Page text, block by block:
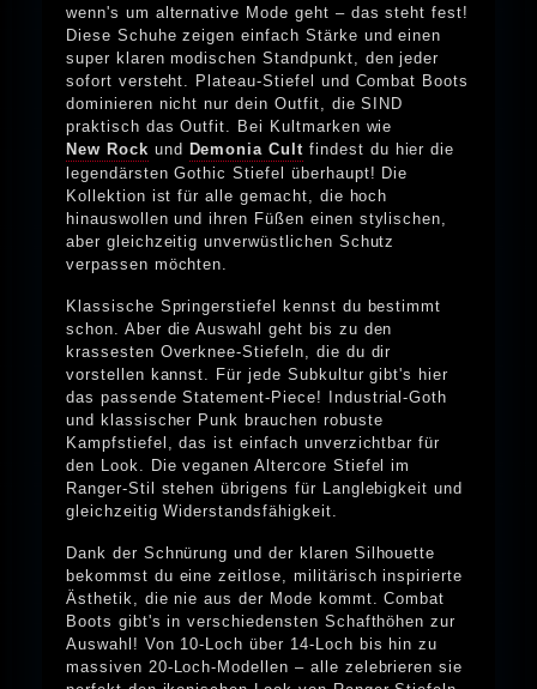
wenn's um alternative Mode geht – das steht fest!
Diese Schuhe zeigen einfach Stärke und einen
super klaren modischen Standpunkt, den jeder
sofort versteht. Plateau-Stiefel und Combat Boots
dominieren nicht nur dein Outfit, die SIND
praktisch das Outfit. Bei Kultmarken wie
New Rock und Demonia Cult findest du hier die
legendärsten Gothic Stiefel überhaupt! Die
Kollektion ist für alle gemacht, die hoch
hinauswollen und ihren Füßen einen stylischen,
aber gleichzeitig unverwüstlichen Schutz
verpassen möchten.
Klassische Springerstiefel kennst du bestimmt
schon. Aber die Auswahl geht bis zu den
krassesten Overknee-Stiefeln, die du dir
vorstellen kannst. Für jede Subkultur gibt's hier
das passende Statement-Piece! Industrial-Goth
und klassischer Punk brauchen robuste
Kampfstiefel, das ist einfach unverzichtbar für
den Look. Die veganen Altercore Stiefel im
Ranger-Stil stehen übrigens für Langlebigkeit und
gleichzeitig Widerstandsfähigkeit.
Dank der Schnürung und der klaren Silhouette
bekommst du eine zeitlose, militärisch inspirierte
Ästhetik, die nie aus der Mode kommt. Combat
Boots gibt's in verschiedensten Schafthöhen zur
Auswahl! Von 10-Loch über 14-Loch bis hin zu
massiven 20-Loch-Modellen – alle zelebrieren sie